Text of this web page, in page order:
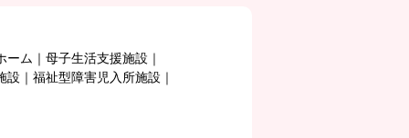
ーム
母子生活支援施設
設
福祉型障害児入所施設